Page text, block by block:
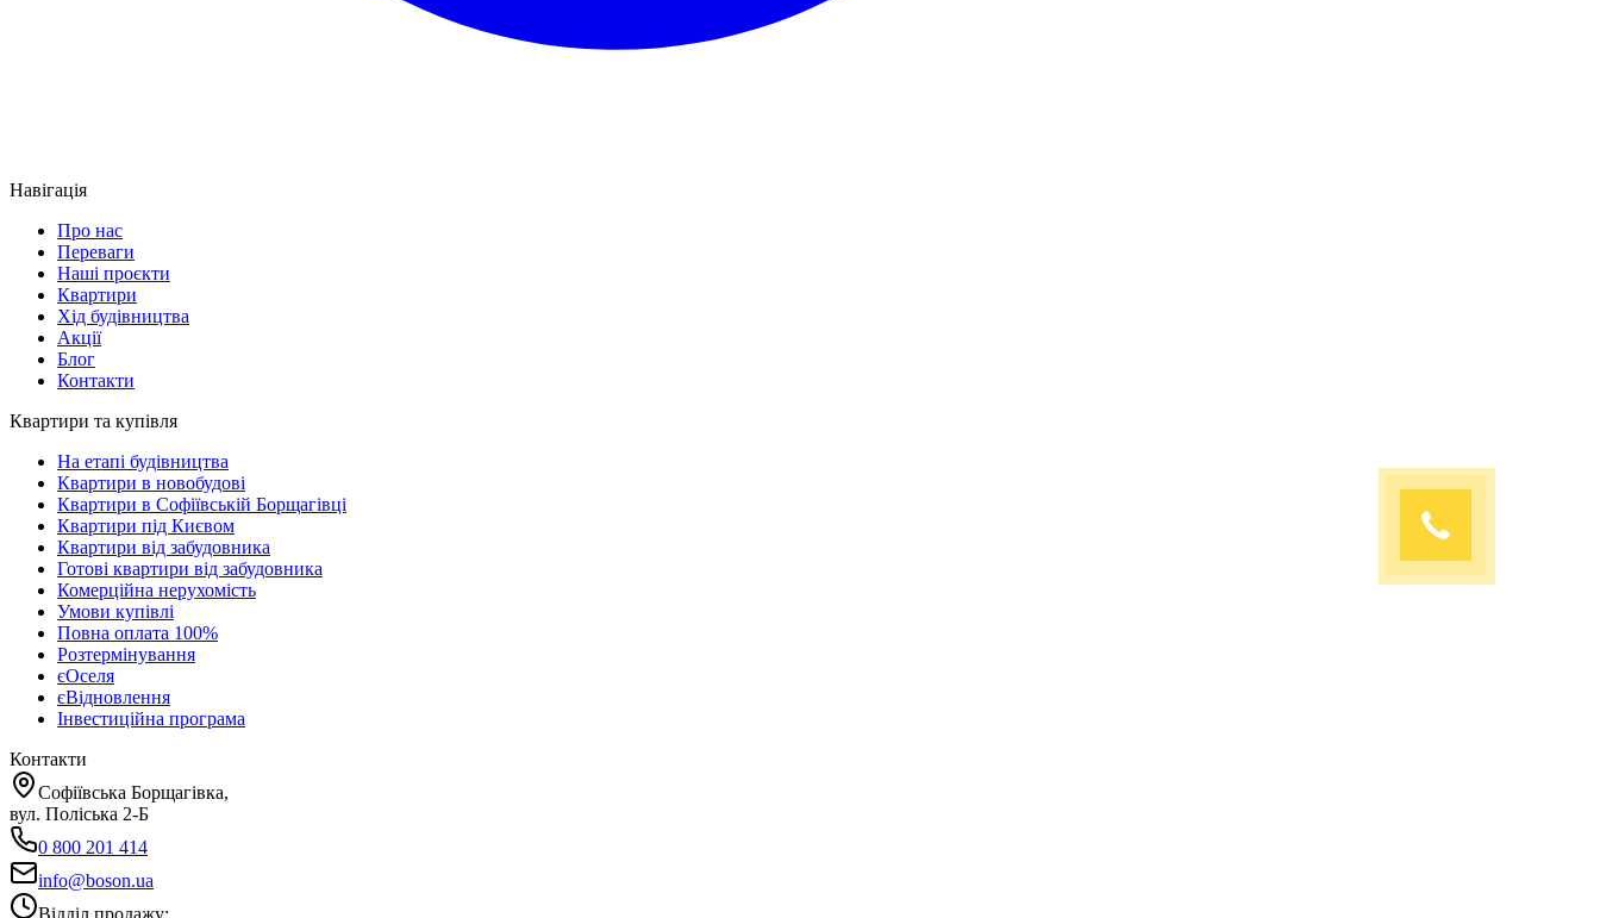
Навігація
Про нас
Переваги
Наші проєкти
Квартири
Хід будівництва
Акції
Блог
Контакти
Квартири та купівля
На етапі будівництва
Квартири в новобудові
Квартири в Софіївській Борщагівці
Квартири під Києвом
Квартири від забудовника
Готові квартири від забудовника
Комерційна нерухомість
Умови купівлі
Повна оплата 100%
Розтермінування
єОселя
єВідновлення
Інвестиційна програма
Контакти
Софіївська Борщагівка,
вул. Поліська 2-Б
0 800 201 414
info@boson.ua